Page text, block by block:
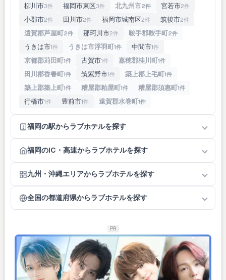
柳川市3件 福岡市東区3件 北九州市2件 宮若市2件
小郡市2件 田川市2件 福岡市城南区2件 筑後市2件
遠賀郡芦屋町2件 那珂川市2件 鞍手郡鞍手町2件
うきは市1件 うきは市浮羽町1件 中間市1件
京都郡苅田町1件 古賀市1件 嘉穂郡桂川町1件
田川郡香春町1件 筑紫野市1件 築上郡上毛町1件
築上郡築上町1件 糟屋郡粕屋町1件 糟屋郡須惠町1件
行橋市1件 豊前市1件 遠賀郡水巻町1件
福岡の駅からラブホテルを探す
福岡のIC・高速からラブホテルを探す
九州・沖縄エリアからラブホテルを探す
全国の都道府県からラブホテルを探す
PR